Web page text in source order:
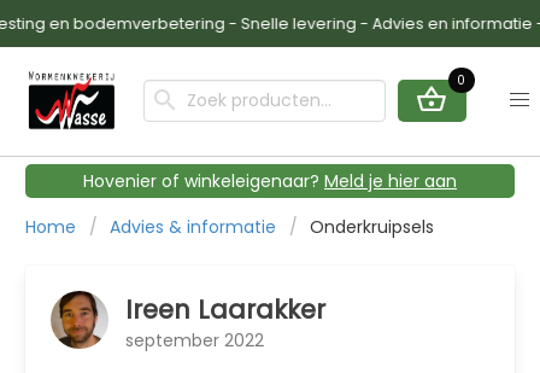
en bodemverbetering - Snelle levering - Advies en informatie -
0
Hovenier of winkeleigenaar? Meld je hier aan
Home
Advies & informatie Onderkruipsels
Ireen Laarakker
september 2022